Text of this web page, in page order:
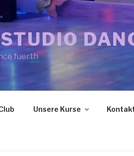
fuerth
Unsere Kurse